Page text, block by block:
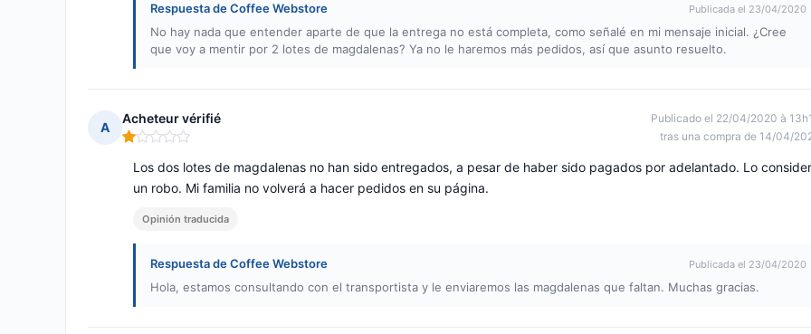
Respuesta de Coffee Webstore Publicada el 23/04/2020
No hay nada que entender aparte de que la entrega no está completa, como señalé en mi mensaje inicial. ¿Cree
que voy a mentir por 2 lotes de magdalenas? Ya no le haremos más pedidos, así que asunto resuelto.
A
Acheteur vérifié
Nota: 1 de 5
Publicado el 22/04/2020 à
tras una compra de 14/04/
Los dos lotes de magdalenas no han sido entregados, a pesar de haber sido pagados por adelantado. Lo
un robo. Mi familia no volverá a hacer pedidos en su página.
Opinión traducida
Respuesta de Coffee Webstore Publicada el 23/04/2020
Hola, estamos consultando con el transportista y le enviaremos las magdalenas que faltan. Muchas gracias.